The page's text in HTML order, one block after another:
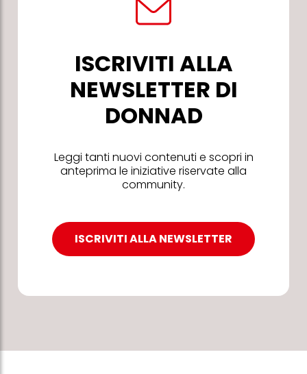
ISCRIVITI ALLA
NEWSLETTER DI
DONNAD
Leggi tanti nuovi contenuti e scopri in
anteprima le iniziative riservate alla
community.
ISCRIVITI ALLA NEWSLETTER